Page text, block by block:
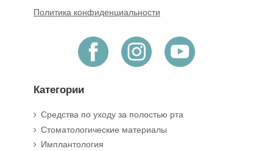
Политика конфиденциальности
Категории
Средства по уходу за полостью рта
Стоматологические материалы
Имплантология